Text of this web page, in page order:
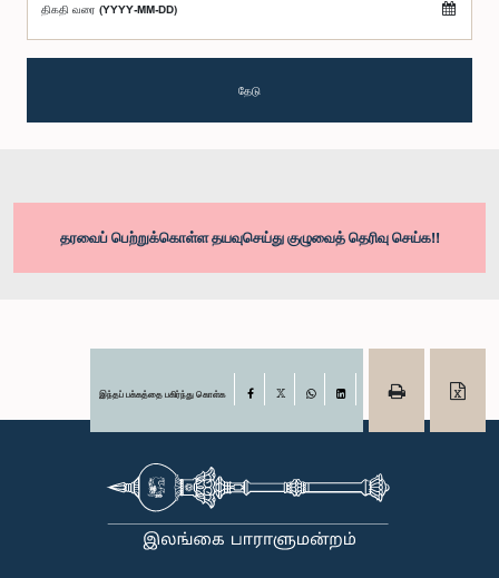
திகதி வரை (YYYY-MM-DD)
தேடு
தரவைப் பெற்றுக்கொள்ள தயவுசெய்து குழுவைத் தெரிவு செய்க!!
இந்தப் பக்கத்தை பகிர்ந்து கொள்க Facebook